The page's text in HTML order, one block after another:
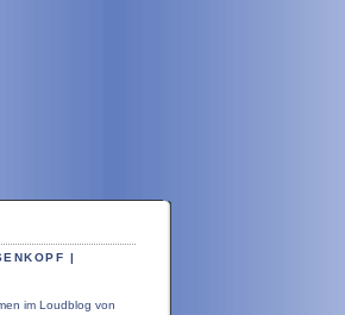
|
im Loudblog von